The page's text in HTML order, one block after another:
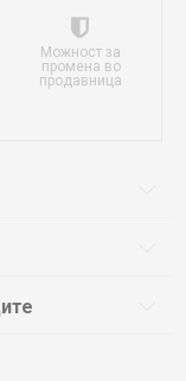
Можност за
промена во
продавница